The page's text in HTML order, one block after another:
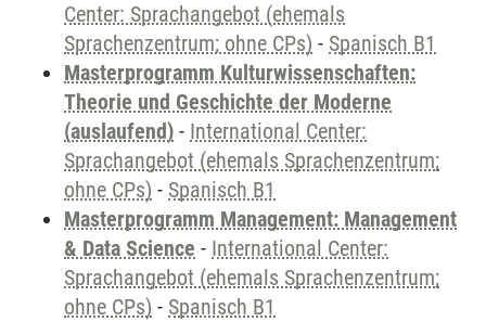
Center: Sprachangebot (ehemals
Sprachenzentrum; ohne CPs) - Spanisch B1
Masterprogramm Kulturwissenschaften:
Theorie und Geschichte der Moderne
(auslaufend) - International Center:
Sprachangebot (ehemals Sprachenzentrum;
ohne CPs) - Spanisch B1
Masterprogramm Management: Management
& Data Science - International Center:
Sprachangebot (ehemals Sprachenzentrum;
ohne CPs) - Spanisch B1